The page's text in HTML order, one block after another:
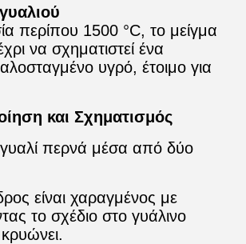
περίπου 1500 °C, το μείγμα
να σχηματιστεί ένα
υγρό, έτοιμο για
και Σχηματισμός
περνά μέσα από δύο
είναι χαραγμένος με
το σχέδιο στο γυάλινο